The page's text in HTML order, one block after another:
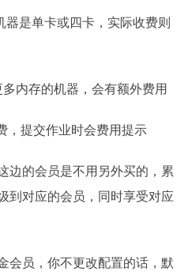
器是单卡或四卡，实际收费则
内存的机器，会有额外费用
，提交作业时会费用提示
边的会员是不用另外买的，累
到对应的会员，同时享受对应
会员，你不更改配置的话，默